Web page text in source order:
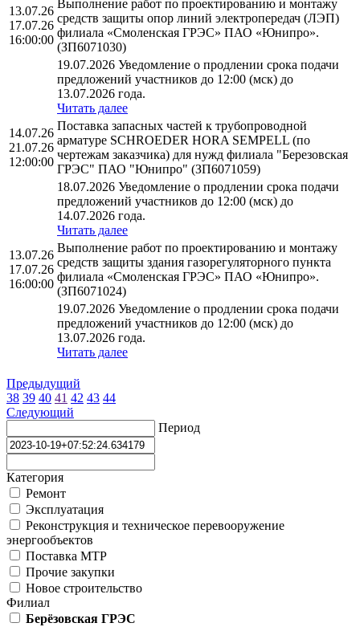
13.07.26
17.07.26
16:00:00
Выполнение работ по проектированию и монтажу
средств защиты опор линий электропередач (ЛЭП)
филиала «Смоленская ГРЭС» ПАО «Юнипро».
(ЗП6071030)
19.07.2026 Уведомление о продлении срока подачи
предложений участников до 12:00 (мск) до
13.07.2026 года.
Читать далее
14.07.26
21.07.26
12:00:00
Поставка запасных частей к трубопроводной
арматуре SCHROEDER HORA SEMPELL (по
чертежам заказчика) для нужд филиала "Березовская
ГРЭС" ПАО "Юнипро" (ЗП6071059)
18.07.2026 Уведомление о продлении срока подачи
предложений участников до 12:00 (мск) до
14.07.2026 года.
Читать далее
13.07.26
17.07.26
16:00:00
Выполнение работ по проектированию и монтажу
средств защиты здания газорегуляторного пункта
филиала «Смоленская ГРЭС» ПАО «Юнипро».
(ЗП6071024)
19.07.2026 Уведомление о продлении срока подачи
предложений участников до 12:00 (мск) до
13.07.2026 года.
Читать далее
Предыдущий
38 39 40 41 42 43 44
Следующий
Период
Категория
Ремонт
Эксплуатация
Реконструкция и техническое перевооружение
энергообъектов
Поставка МТР
Прочие закупки
Новое строительство
Филиал
Берёзовская ГРЭС